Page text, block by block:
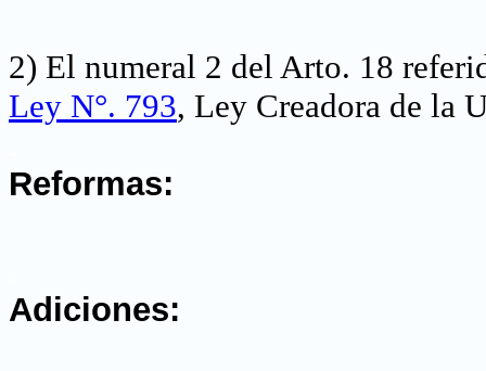
2) El numeral 2 del Arto. 18
Ley N°. 793, Ley Creadora de la
Reformas:
Adiciones: